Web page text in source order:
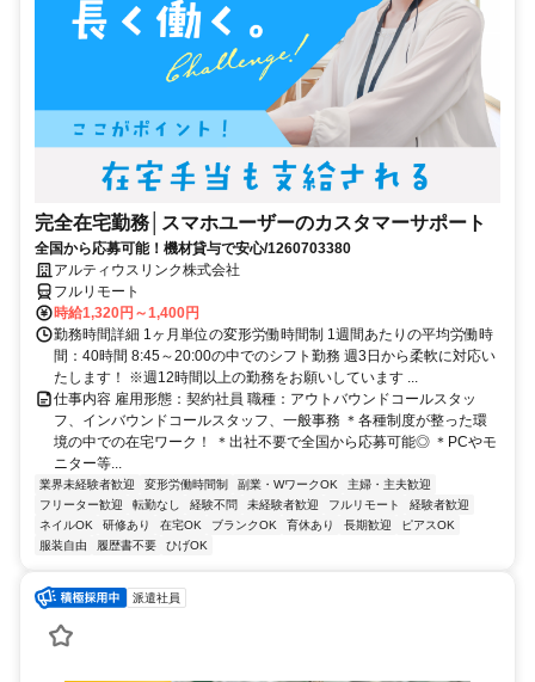
完全在宅勤務│スマホユーザーのカスタマーサポート
全国から応募可能！機材貸与で安心/1260703380
アルティウスリンク株式会社
フルリモート
時給1,320円～1,400円
勤務時間詳細 1ヶ月単位の変形労働時間制 1週間あたりの平均労働時
間：40時間 8:45～20:00の中でのシフト勤務 週3日から柔軟に対応い
たします！ ※週12時間以上の勤務をお願いしています ...
仕事内容 雇用形態：契約社員 職種：アウトバウンドコールスタッ
フ、インバウンドコールスタッフ、一般事務 ＊各種制度が整った環
境の中での在宅ワーク！ ＊出社不要で全国から応募可能◎ ＊PCやモ
ニター等...
業界未経験者歓迎 変形労働時間制 副業・WワークOK
主婦・主夫歓迎
フリーター歓迎
転勤なし 経験不問 未経験者歓迎 フルリモート
経験者歓迎
ネイルOK
研修あり 在宅OK ブランクOK 育休あり 長期歓迎
ピアスOK
服装自由
履歴書不要 ひげOK
派遣社員